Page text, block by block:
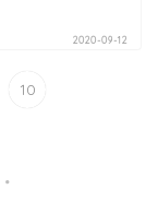
2020-09-12
10